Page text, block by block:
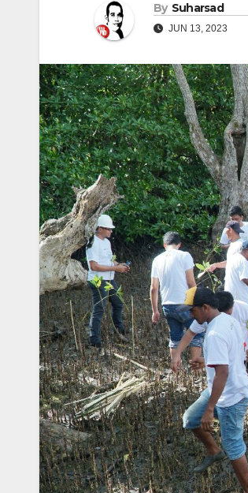
By Suharsad
JUN 13, 2023